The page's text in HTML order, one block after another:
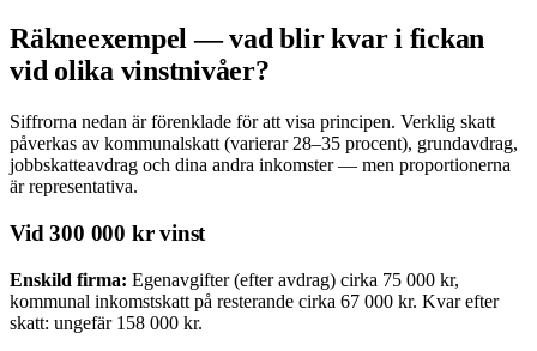
Räkneexempel — vad blir kvar i fickan
vid olika vinstnivåer?
Siffrorna nedan är förenklade för att visa principen. Verklig skatt
påverkas av kommunalskatt (varierar 28–35 procent), grundavdrag,
jobbskatteavdrag och dina andra inkomster — men proportionerna
är representativa.
Vid 300 000 kr vinst
Enskild firma: Egenavgifter (efter avdrag) cirka 75 000 kr,
kommunal inkomstskatt på resterande cirka 67 000 kr. Kvar efter
skatt: ungefär 158 000 kr.